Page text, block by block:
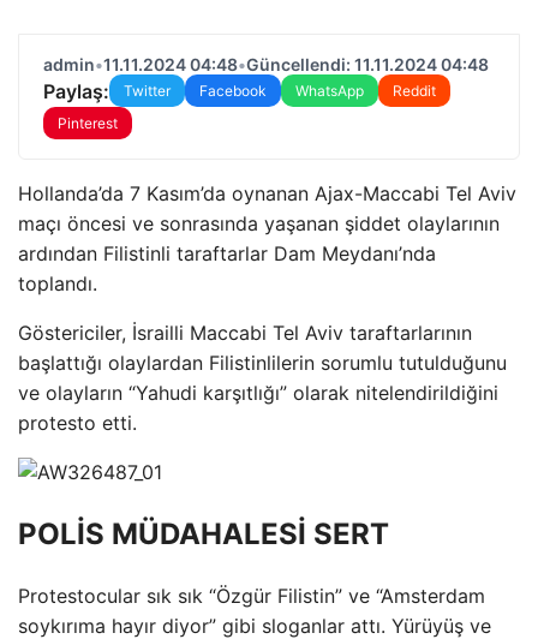
admin•11.11.2024 04:48•Güncellendi: 11.11.2024 04:48
Paylaş: Twitter Facebook WhatsApp
Reddit
Pinterest
Hollanda’da 7 Kasım’da oynanan Ajax-Maccabi Tel Aviv
maçı öncesi ve sonrasında yaşanan şiddet olaylarının
ardından Filistinli taraftarlar Dam Meydanı’nda
toplandı.
Göstericiler, İsrailli Maccabi Tel Aviv taraftarlarının
başlattığı olaylardan Filistinlilerin sorumlu tutulduğunu
ve olayların “Yahudi karşıtlığı” olarak nitelendirildiğini
protesto etti.
POLİS MÜDAHALESİ SERT
Protestocular sık ​​sık “Özgür Filistin” ve “Amsterdam
soykırıma hayır diyor” gibi sloganlar attı. Yürüyüş ve